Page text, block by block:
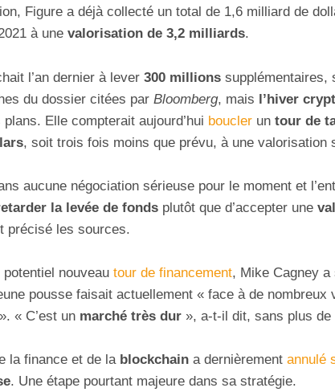
Figure a déjà collecté un total de 1,6 milliard de
à une valorisation de 3,2 milliards.
l’an dernier à lever 300 millions supplémentaires,
du dossier citées par Bloomberg, mais l’hiver
Elle compterait aujourd’hui boucler un tour de
, soit trois fois moins que prévu, à une valorisation
aucune négociation sérieuse pour le moment et
la levée de fonds plutôt que d’accepter une
précisé les sources.
nouveau tour de financement, Mike Cagney a
pousse faisait actuellement « face à de nombreux
« C’est un marché très dur », a-t-il dit, sans plus de
la finance et de la blockchain a dernièrement annulé
. Une étape pourtant majeure dans sa stratégie.